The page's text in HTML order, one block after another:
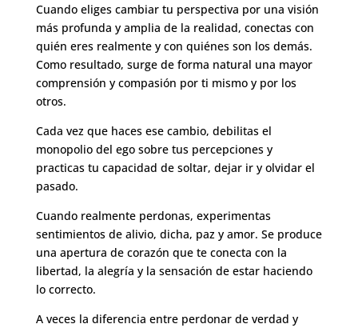
Cuando eliges cambiar tu perspectiva por una visión
más profunda y amplia de la realidad, conectas con
quién eres realmente y con quiénes son los demás.
Como resultado, surge de forma natural una mayor
comprensión y compasión por ti mismo y por los
otros.
Cada vez que haces ese cambio, debilitas el
monopolio del ego sobre tus percepciones y
practicas tu capacidad de soltar, dejar ir y olvidar el
pasado.
Cuando realmente perdonas, experimentas
sentimientos de alivio, dicha, paz y amor. Se produce
una apertura de corazón que te conecta con la
libertad, la alegría y la sensación de estar haciendo
lo correcto.
A veces la diferencia entre perdonar de verdad y